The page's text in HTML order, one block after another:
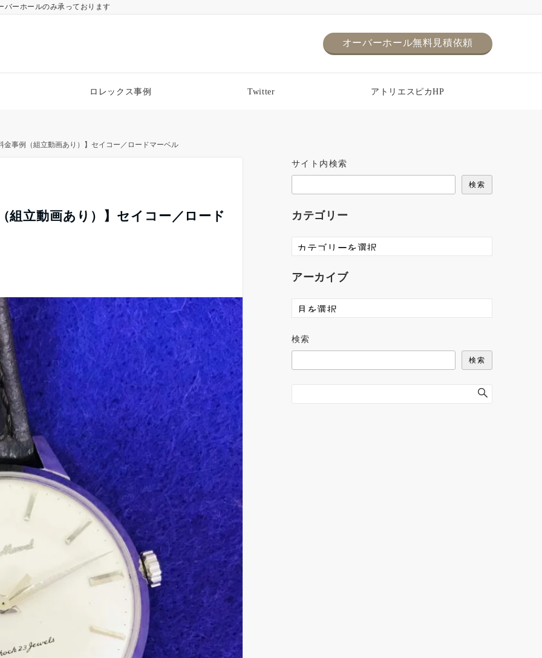
バーホールのみ承っております
オーバーホール無料見積依頼
ロレックス事例 Twitter アトリエスピカHP
金事例（組立動画あり）】セイコー／ロードマーベル
組立動画あり）】セイコー／ロード
サイト内検索
検索
カテゴリー
アーカイブ
検索
検索